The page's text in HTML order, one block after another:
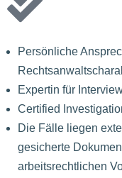
Persönliche
Expertin für
Certified
Die Fälle liegen
gesicherte
arbeitsrechtlichen